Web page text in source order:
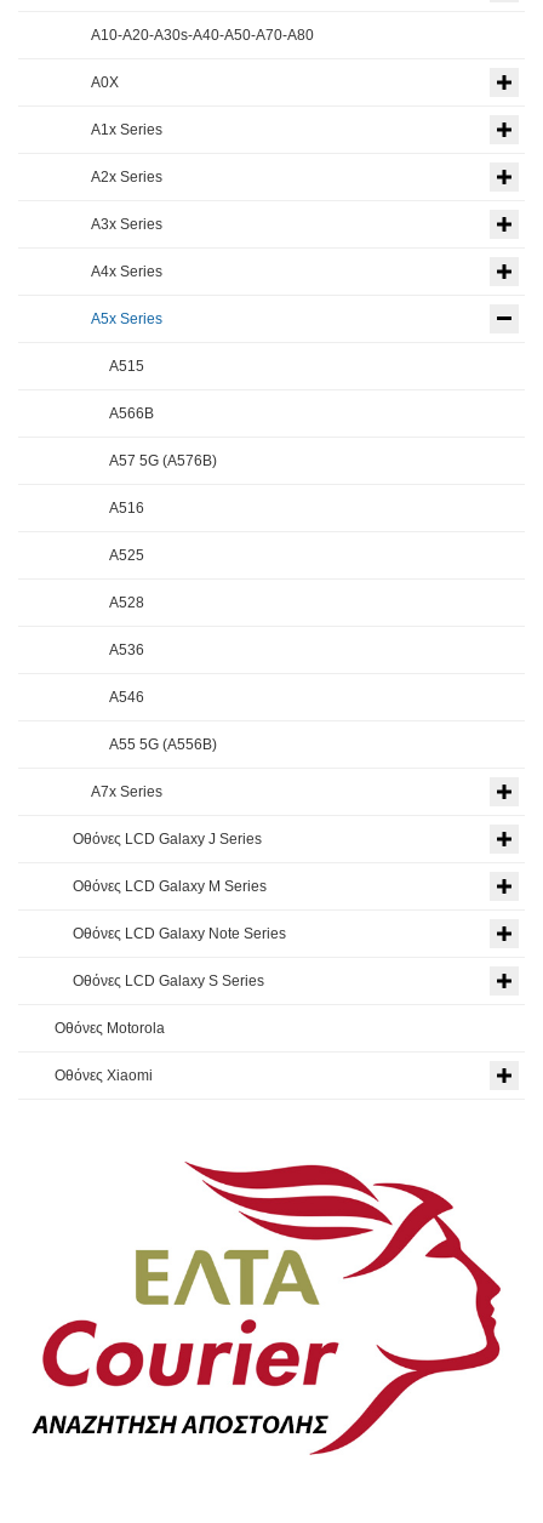
A10-A20-A30s-A40-A50-A70-A80
A0X
A1x Series
A2x Series
A3x Series
A4x Series
A5x Series
A515
A566B
A57 5G (A576B)
A516
A525
A528
A536
A546
A55 5G (A556B)
A7x Series
Οθόνες LCD Galaxy J Series
Οθόνες LCD Galaxy M Series
Οθόνες LCD Galaxy Note Series
Οθόνες LCD Galaxy S Series
Οθόνες Motorola
Οθόνες Xiaomi